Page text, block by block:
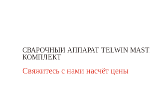
СВАРОЧНЫЙ АППАРАТ TELWIN
КОМПЛЕКТ
Свяжитесь с нами насчёт цены